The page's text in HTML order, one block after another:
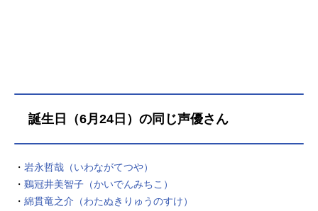
人：津田健次郎海馬モクバ：竹内順
イシズ・イシュタール：島本須美武
ャンプ監督：杉島邦久キャラクター
デザイン：荒木伸吾 姫野美智モン
スターデザイン：加々美高浩シリー
誕生日（6月24日）の同じ声優さん
・ 岩永哲哉（いわながてつや）
・ 鷄冠井美智子（かいでんみちこ）
・ 綿貫竜之介（わたぬきりゅうのすけ）